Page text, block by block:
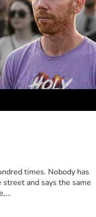
und Anlaufstelle für alle
Rennpferden zu
auf artgerechte
sowie
Kindheit hat mein Leben
times. Nobody has
and says the same